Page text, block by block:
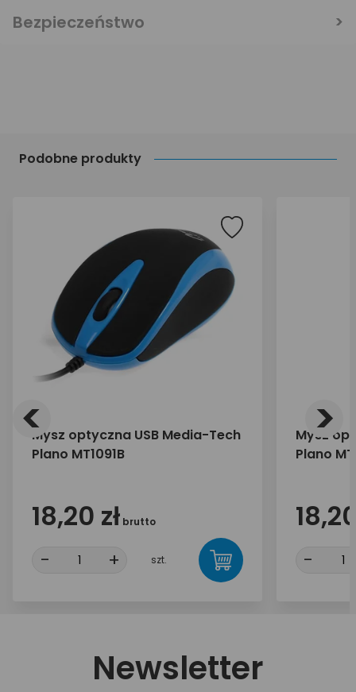
Podobne produkty
Mysz optyczna USB Media-Tech
Plano MT1091B
18,20 zł brutto
- + szt.
Mysz
Plano
-
< >
Bezpieczeństwo
Newsletter